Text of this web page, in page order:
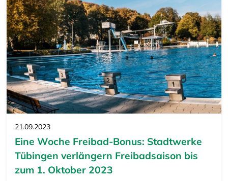
21.09.2023
Eine Woche Freibad-Bonus: Stadtwerke
Tübingen verlängern Freibadsaison bis
zum 1. Oktober 2023